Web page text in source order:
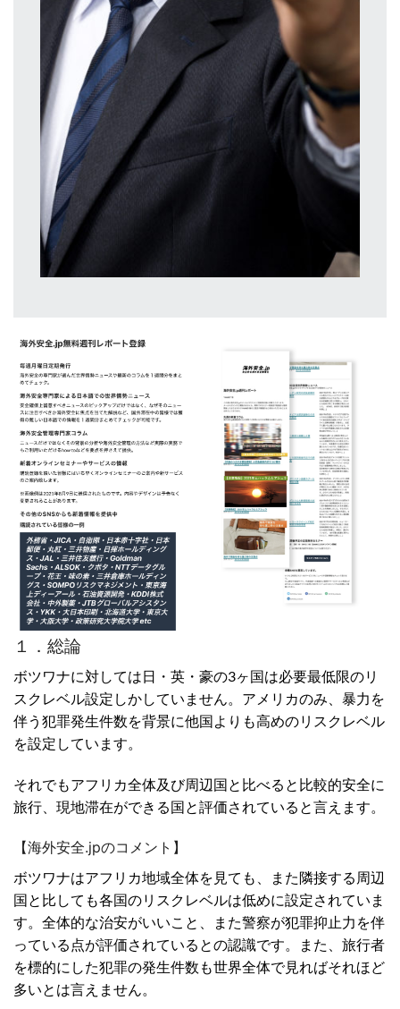
１．総論
ボツワナに対しては日・英・豪の3ヶ国は必要最低限のリ
スクレベル設定しかしていません。アメリカのみ、暴力を
伴う犯罪発生件数を背景に他国よりも高めのリスクレベル
を設定しています。
それでもアフリカ全体及び周辺国と比べると比較的安全に
旅行、現地滞在ができる国と評価されていると言えます。
【海外安全.jpのコメント】
ボツワナはアフリカ地域全体を見ても、また隣接する周辺
国と比しても各国のリスクレベルは低めに設定されていま
す。全体的な治安がいいこと、また警察が犯罪抑止力を伴
っている点が評価されているとの認識です。また、旅行者
を標的にした犯罪の発生件数も世界全体で見ればそれほど
多いとは言えません。